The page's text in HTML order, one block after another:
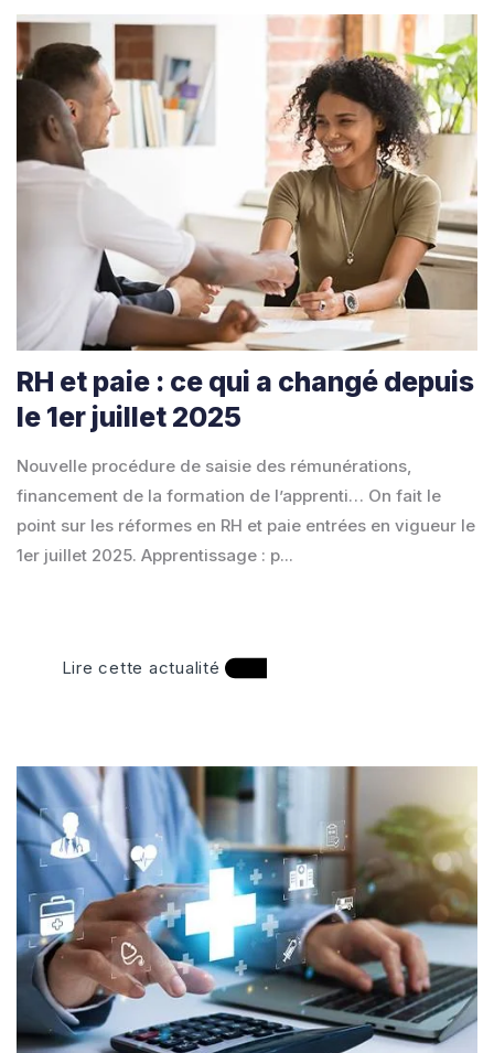
RH et paie : ce qui a changé depuis
le 1er juillet 2025
Nouvelle procédure de saisie des rémunérations,
financement de la formation de l’apprenti… On fait le
point sur les réformes en RH et paie entrées en vigueur le
1er juillet 2025. Apprentissage : p...
Lire cette actualité